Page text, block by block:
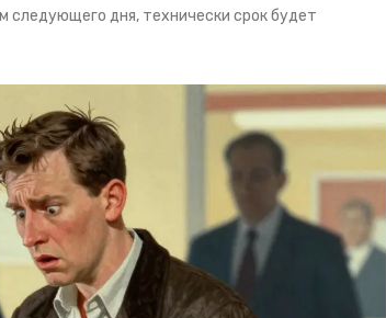
следующего дня, технически срок будет